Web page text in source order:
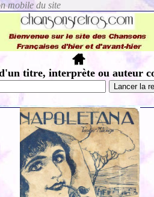
titre, interprète ou auteur